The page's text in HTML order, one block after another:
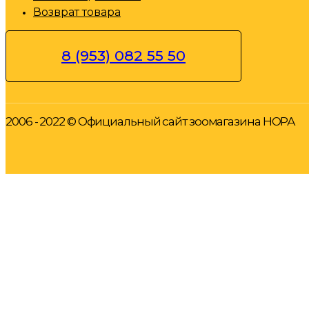
Возврат товара
8 (953) 082 55 50
2006 - 2022 © Официальный сайт зоомагазина НОРА